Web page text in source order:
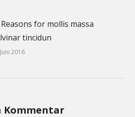
Reasons for mollis massa
tincidun
2016
Kommentar